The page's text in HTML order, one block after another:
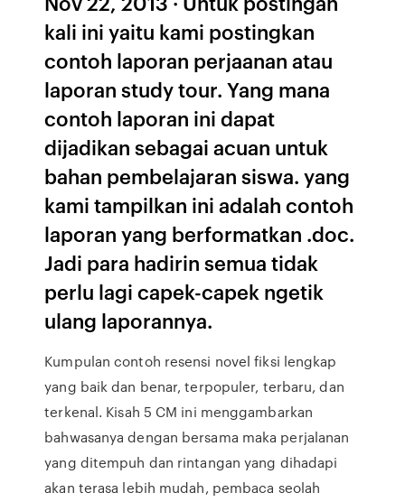
kali ini yaitu kami postingkan
contoh laporan perjaanan atau
laporan study tour. Yang mana
contoh laporan ini dapat
dijadikan sebagai acuan untuk
bahan pembelajaran siswa. yang
kami tampilkan ini adalah contoh
laporan yang berformatkan .doc.
Jadi para hadirin semua tidak
perlu lagi capek-capek ngetik
ulang laporannya.
Kumpulan contoh resensi novel fiksi lengkap
yang baik dan benar, terpopuler, terbaru, dan
terkenal. Kisah 5 CM ini menggambarkan
bahwasanya dengan bersama maka perjalanan
yang ditempuh dan rintangan yang dihadapi
akan terasa lebih mudah, pembaca seolah